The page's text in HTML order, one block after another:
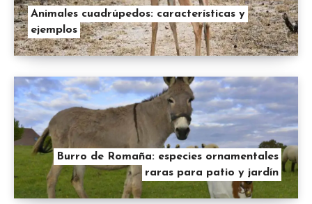
Animales cuadrúpedos: características y
ejemplos
Burro de Romaña: especies ornamentales
raras para patio y jardín